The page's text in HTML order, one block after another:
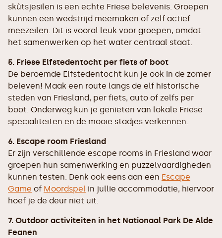
skûtsjesilen is een echte Friese belevenis. Groepen
kunnen een wedstrijd meemaken of zelf actief
meezeilen. Dit is vooral leuk voor groepen, omdat
het samenwerken op het water centraal staat.
5. Friese Elfstedentocht per fiets of boot
De beroemde Elfstedentocht kun je ook in de zomer
beleven! Maak een route langs de elf historische
steden van Friesland, per fiets, auto of zelfs per
boot. Onderweg kun je genieten van lokale Friese
specialiteiten en de mooie stadjes verkennen.
6. Escape room Friesland
Er zijn verschillende escape rooms in Friesland waar
groepen hun samenwerking en puzzelvaardigheden
kunnen testen. Denk ook eens aan een Escape
Game of Moordspel in jullie accommodatie, hiervoor
hoef je de deur niet uit.
7. Outdoor activiteiten in het Nationaal Park De Alde
Feanen